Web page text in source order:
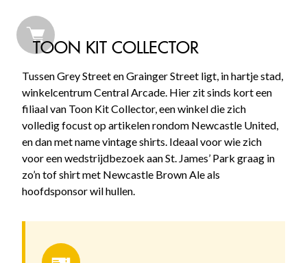
TOON KIT COLLECTOR
Tussen Grey Street en Grainger Street ligt, in hartje stad,
winkelcentrum Central Arcade. Hier zit sinds kort een
filiaal van Toon Kit Collector, een winkel die zich
volledig focust op artikelen rondom Newcastle United,
en dan met name vintage shirts. Ideaal voor wie zich
voor een wedstrijdbezoek aan St. James’ Park graag in
zo’n tof shirt met Newcastle Brown Ale als
hoofdsponsor wil hullen.